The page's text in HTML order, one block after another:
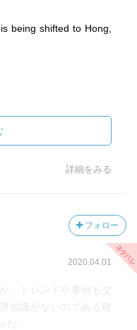
き方
の標準化
being shifted to Hong,
詳細をみる
フォロー
2020.04.01
、トレンドや事例も交
知識がないのである種
た。